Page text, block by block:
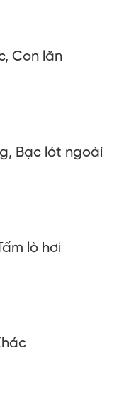
Con lăn
Bạc lót ngoài
lò hơi